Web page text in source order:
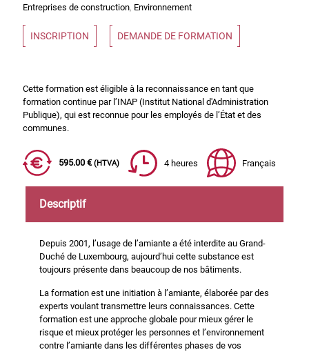
Entreprises de construction, Environnement
INSCRIPTION DEMANDE DE FORMATION
Cette formation est éligible à la reconnaissance en tant que
formation continue par l’INAP (Institut National d'Administration
Publique), qui est reconnue pour les employés de l’État et des
communes.
595.00 €(HTVA) 4 heures Français
Descriptif
Depuis 2001, l’usage de l’amiante a été interdite au Grand-
Duché de Luxembourg, aujourd’hui cette substance est
toujours présente dans beaucoup de nos bâtiments.
La formation est une initiation à l’amiante, élaborée par des
experts voulant transmettre leurs connaissances. Cette
formation est une approche globale pour mieux gérer le
risque et mieux protéger les personnes et l’environnement
contre l’amiante dans les différentes phases de vos